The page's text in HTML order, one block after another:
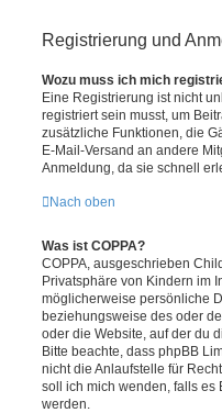
Registrierung und
Wozu muss ich mich
Eine Registrierung ist nicht
registriert sein musst, um
zusätzliche Funktionen, die
E-Mail-Versand an andere
Anmeldung, da sie schnell
Nach oben
Was ist COPPA?
COPPA, ausgeschrieben
Privatsphäre von Kindern im
möglicherweise persönliche
beziehungsweise des oder
oder die Website, auf der du
Bitte beachte, dass phpBB
nicht die Anlaufstelle für
soll ich mich wenden, falls es
werden.